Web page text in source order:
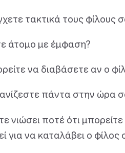
τακτικά τους φίλους
άτομο με έμφαση?
να διαβάσετε αν ο
πάντα στην ώρα
νιώσει ποτέ ότι
για να καταλάβει ο φίλος